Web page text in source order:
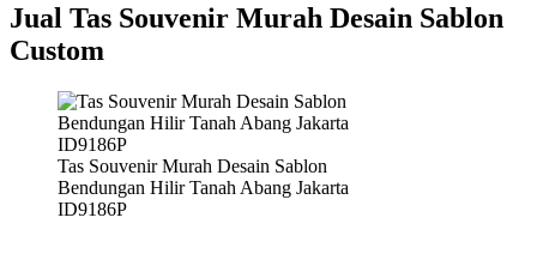
Jual Tas Souvenir Murah Desain Sablon
Custom
Tas Souvenir Murah Desain Sablon
Bendungan Hilir Tanah Abang Jakarta
ID9186P